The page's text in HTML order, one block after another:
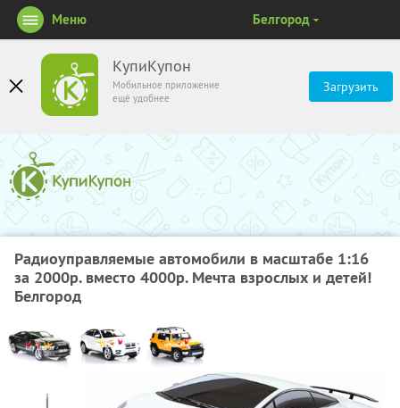
КупиКупон
Мобильное приложение
ещё удобнее
Загрузить
Меню Белгород
Радиоуправляемые автомобили в масштабе 1:16
за 2000р. вместо 4000р. Мечта взрослых и детей!
Белгород